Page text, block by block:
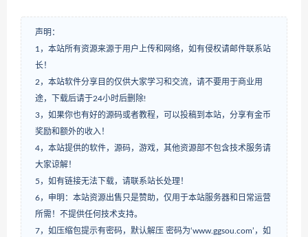
声明：
1，本站所有资源来源于用户上传和网络，如有侵权请邮件联系站
长！
2，本站软件分享目的仅供大家学习和交流，请不要用于商业用
途，下载后请于24小时后删除!
3，如果你也有好的源码或者教程，可以投稿到本站，分享有金币
奖励和额外的收入！
4，本站提供的软件，源码，游戏，其他资源部不包含技术服务请
大家谅解！
5，如有链接无法下载，请联系站长处理！
6，申明：本站资源出售只是赞助，仅用于本站服务器和日常运营
所需！不提供任何技术支持。
7，如压缩包提示有密码，默认解压 密码为‘www.ggsou.com’，如